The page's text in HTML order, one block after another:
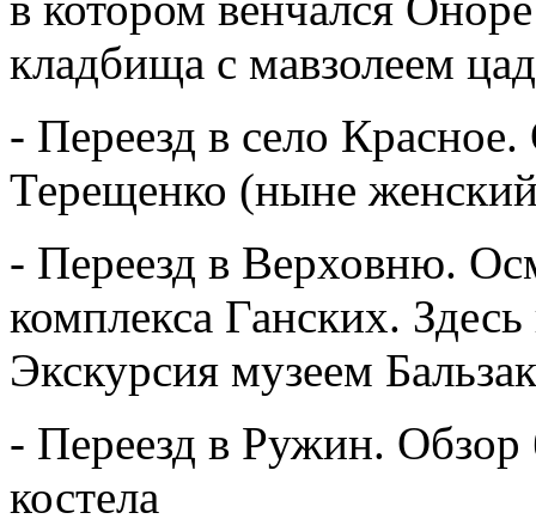
кладбища с мавзолеем
- Переезд в село Красное.
Терещенко (ныне
- Переезд в Верховню.
комплекса Ганских.
Экскурсия музеем
- Переезд в Ружин. Обзор
костела